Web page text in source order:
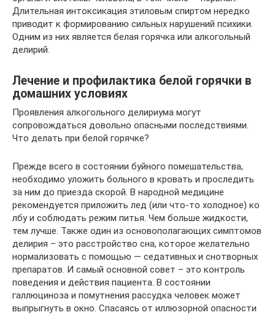
Длительная интоксикация этиловым спиртом нередко
приводит к формированию сильных нарушений психики.
Одним из них является белая горячка или алкогольный
делирий.
Лечение и профилактика белой горячки в
домашних условиях
Проявления алкогольного делириума могут
сопровождаться довольно опасными последствиями.
Что делать при белой горячке?
Прежде всего в состоянии буйного помешательства,
необходимо уложить больного в кровать и проследить
за ним до приезда скорой. В народной медицине
рекомендуется приложить лед (или что-то холодное) ко
лбу и соблюдать режим питья. Чем больше жидкости,
тем лучше. Также один из основополагающих симптомов
делирия – это расстройство сна, которое желательно
нормализовать с помощью — седативных и снотворных
препаратов. И самый основной совет – это контроль
поведения и действия пациента. В состоянии
галлюциноза и помутнения рассудка человек может
выпрыгнуть в окно. Спасаясь от иллюзорной опасности